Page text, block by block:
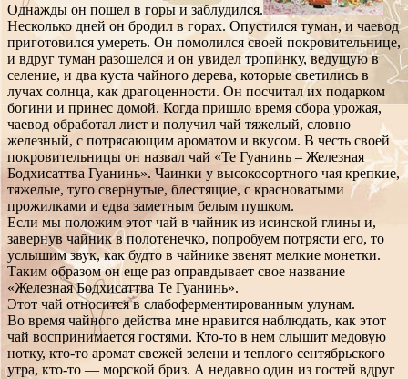
Однажды он пошел в горы и заблудился.
Несколько дней он бродил в горах. Опустился туман, и чаевод
приготовился умереть. Он помолился своей покровительнице,
и вдруг туман разошелся и он увидел тропинку, ведущую в
селение, и два куста чайного дерева, которые светились в
лучах солнца, как драгоценности. Он посчитал их подарком
богини и принес домой. Когда пришло время сбора урожая,
чаевод обработал лист и получил чай тяжелый, словно
железный, с потрясающим ароматом и вкусом. В честь своей
покровительницы он назвал чай «Те Гуанинь – Железная
Бодхисаттва Гуанинь». Чаинки у высокосортного чая крепкие,
тяжелые, туго свернутые, блестящие, с красноватыми
прожилками и едва заметным белым пушком.
Если мы положим этот чай в чайник из исинской глины и,
завернув чайник в полотенечко, попробуем потрясти его, то
услышим звук, как будто в чайнике звенят мелкие монетки.
Таким образом он еще раз оправдывает свое название
«Железная Бодхисаттва Те Гуанинь».
Этот чай относится в слабоферментированным улунам.
Во время чайного действа мне нравится наблюдать, как этот
чай воспринимается гостями. Кто-то в нем слышит медовую
нотку, кто-то аромат свежей зелени и теплого сентябрьского
утра, кто-то — морской бриз. А недавно один из гостей вдруг